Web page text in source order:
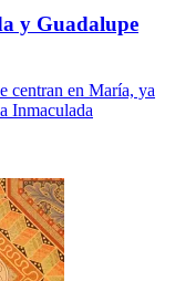
y Guadalupe
centran en María, ya
Inmaculada